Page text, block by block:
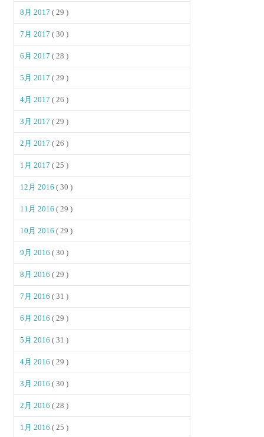
8月 2017( 29 )
7月 2017( 30 )
6月 2017( 28 )
5月 2017( 29 )
4月 2017( 26 )
3月 2017( 29 )
2月 2017( 26 )
1月 2017( 25 )
12月 2016( 30 )
11月 2016( 29 )
10月 2016( 29 )
9月 2016( 30 )
8月 2016( 29 )
7月 2016( 31 )
6月 2016( 29 )
5月 2016( 31 )
4月 2016( 29 )
3月 2016( 30 )
2月 2016( 28 )
1月 2016( 25 )